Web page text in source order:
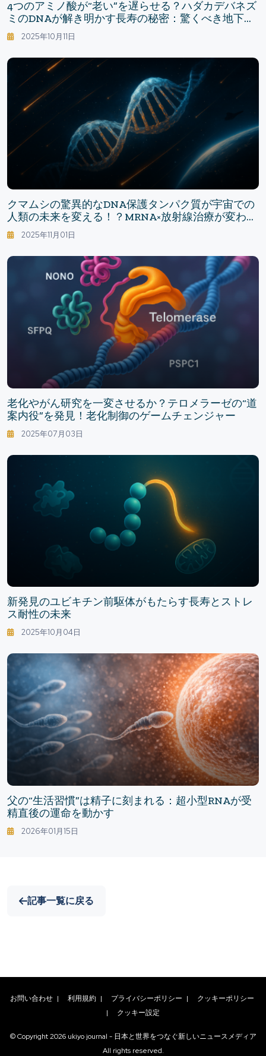
4つのアミノ酸が“老い”を遅らせる？ハダカデバネズ
ミのDNAが解き明かす長寿の秘密：驚くべき地下生
物の力
2025年10月11日
クマムシの驚異的なDNA保護タンパク質が宇宙での
人類の未来を変える！？mRNA×放射線治療が変わる
日
2025年11月01日
老化やがん研究を一変させるか？テロメラーゼの“道
案内役”を発見！老化制御のゲームチェンジャー
2025年07月03日
新発見のユビキチン前駆体がもたらす長寿とストレ
ス耐性の未来
2025年10月04日
父の“生活習慣”は精子に刻まれる：超小型RNAが受
精直後の運命を動かす
2026年01月15日
記事一覧に戻る
お問い合わせ | 利用規約 | プライバシーポリシー | クッキーポリシー
| クッキー設定
© Copyright2026 ukiyo journal - 日本と世界をつなぐ新しいニュースメディア
All rights reserved.